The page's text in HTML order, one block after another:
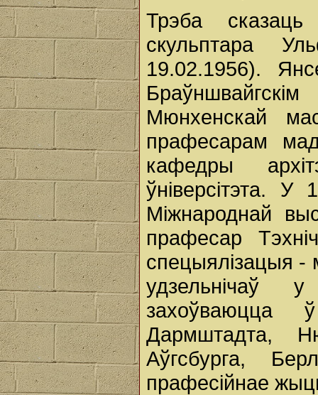
Трэба
скульптара
19.02.1956).
Мюнхенскай
прафесарам
кафедры
ўніверсітэта.
Міжнароднай
прафесар
спецыялізацыя -
удзельнічаў
захоўваюцца
Дармштадта,
Аўгсбурга,
прафесійнае